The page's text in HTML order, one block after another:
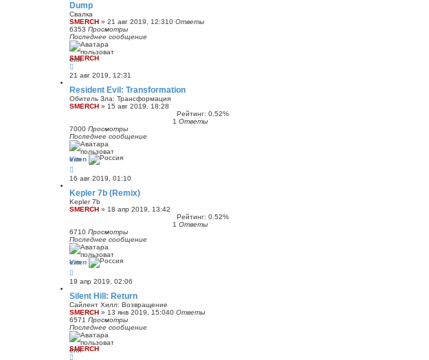
Dump
Свалка
SMERCH » 21 авг 2019, 12:310 Ответы
6353 Просмотры
Последнее сообщение
SMERCH
21 авг 2019, 12:31
Resident Evil: Transformation
Обитель Зла: Трансформация
SMERCH » 15 авг 2019, 18:28
Рейтинг: 0.52%
1 Ответы
7000 Просмотры
Последнее сообщение
Viten
16 авг 2019, 01:10
Kepler 7b (Remix)
Kepler 7b
SMERCH » 18 апр 2019, 13:42
Рейтинг: 0.52%
1 Ответы
6710 Просмотры
Последнее сообщение
Viten
19 апр 2019, 02:06
Silent Hill: Return
Сайлент Хилл: Возвращение
SMERCH » 13 янв 2019, 15:040 Ответы
6571 Просмотры
Последнее сообщение
SMERCH